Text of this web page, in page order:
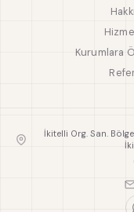
Kurumlara
İkitelli Org. San.